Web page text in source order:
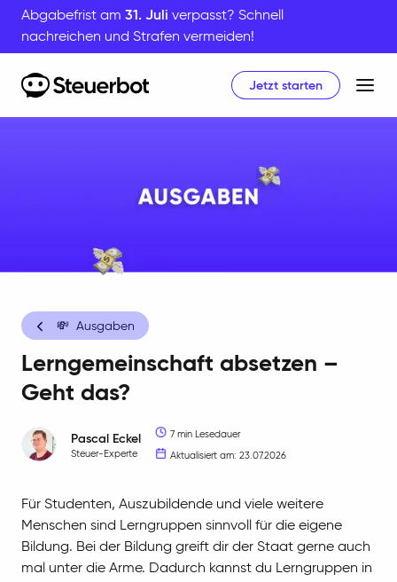
Abgabefrist am 31. Juli verpasst? Schnell
nachreichen und Strafen vermeiden!
Jetzt starten
💸 Ausgaben
Lerngemeinschaft absetzen –
Geht das?
Pascal Eckel
Steuer-Experte
7 min Lesedauer
Aktualisiert am: 23.07.2026
Für Studenten, Auszubildende und viele weitere
Menschen sind Lerngruppen sinnvoll für die eigene
Bildung. Bei der Bildung greift dir der Staat gerne auch
mal unter die Arme. Dadurch kannst du Lerngruppen in